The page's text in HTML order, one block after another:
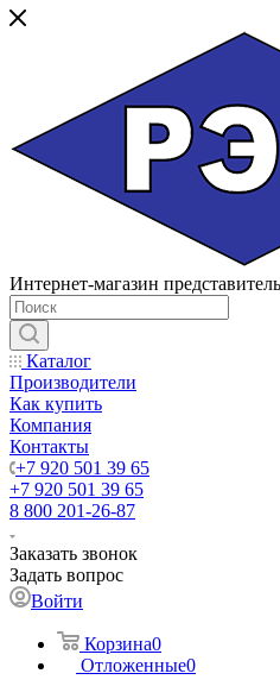
Интернет-магазин
Каталог
Производители
Как купить
Компания
Контакты
+7 920 501 39 65
+7 920 501 39 65
8 800 201-26-87
Заказать звонок
Задать вопрос
Войти
Корзина0
Отложенные0